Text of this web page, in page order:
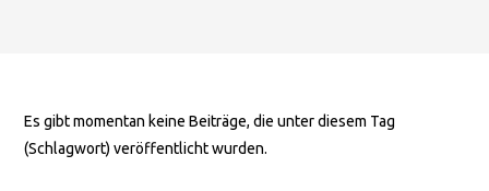
Es gibt momentan keine Beiträge, die unter diesem Tag
(Schlagwort) veröffentlicht wurden.